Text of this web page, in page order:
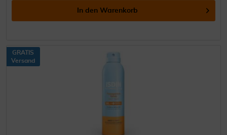
In den Warenkorb
GRATIS
Versand